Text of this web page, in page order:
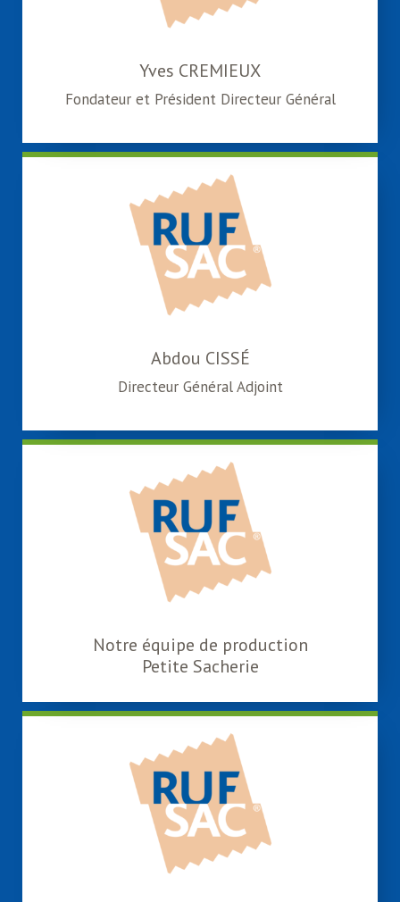
Notre équipe de production
Petite Sacherie
Yves CREMIEUX
Fondateur et Président Directeur Général
Abdou CISSÉ
Directeur Général Adjoint